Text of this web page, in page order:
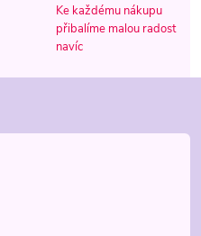
Ke každému nákupu
přibalíme malou radost
navíc